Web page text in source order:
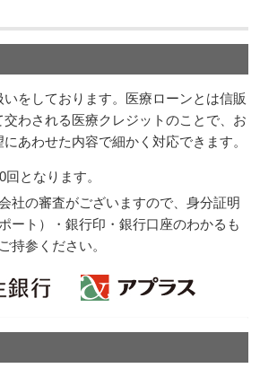
をしております。医療ローンとは信販
わされる医療クレジットのことで、お
あわせた内容で細かく対応できます。
となります。
社の審査がございますので、身分証明
ート）・銀行印・銀行口座のわかるも
持参ください。